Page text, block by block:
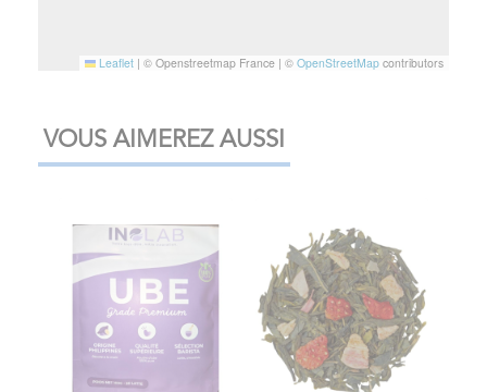
Leaflet | © Openstreetmap France | © OpenStreetMap contributors
VOUS AIMEREZ AUSSI